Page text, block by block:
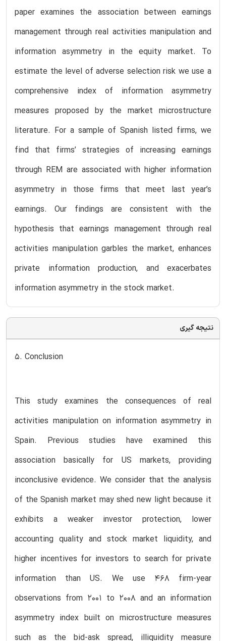
paper examines the association between earnings
management through real activities manipulation and
information asymmetry in the equity market. To
estimate the level of adverse selection risk we use a
comprehensive index of information asymmetry
measures proposed by the market microstructure
literature. For a sample of Spanish listed firms, we
find that firms’ strategies of increasing earnings
through REM are associated with higher information
asymmetry in those firms that meet last year’s
earnings. Our findings are consistent with the
hypothesis that earnings management through real
activities manipulation garbles the market, enhances
private information production, and exacerbates
information asymmetry in the stock market.
نتیجه گیری
5. Conclusion
This study examines the consequences of real
activities manipulation on information asymmetry in
Spain. Previous studies have examined this
association basically for US markets, providing
inconclusive evidence. We consider that the analysis
of the Spanish market may shed new light because it
exhibits a weaker investor protection, lower
accounting quality and stock market liquidity, and
higher incentives for investors to search for private
information than US. We use 468 firm-year
observations from 2001 to 2008 and an information
asymmetry index built on microstructure measures
such as the bid-ask spread, illiquidity measure